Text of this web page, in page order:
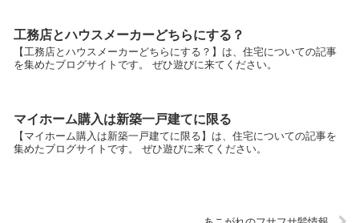
工務店とハウスメーカーどちらにする？
【工務店とハウスメーカーどちらにする？】は、住宅についての記事
を集めたブログサイトです。 ぜひ遊びに来てください。
マイホーム購入は新築一戸建てに限る
【マイホーム購入は新築一戸建てに限る】は、住宅についての記事を
集めたブログサイトです。 ぜひ遊びに来てください。